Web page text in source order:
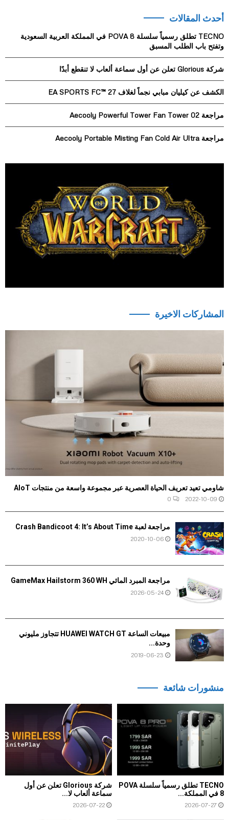
c
f
o
:
C
H
أحدث المقالات
TECNO تطلق رسمياً سلسلة POVA 8 في المملكة العربية السعودية
وتفتح باب الطلب المسبق
شركة Glorious تعلن عن أول سماعة ألعاب لا تنقطع أبدًا
الكشف عن كيليان مبابي نجماً لغلاف EA SPORTS FC™ 27
مراجعة Aecooly Powerful Tower Fan Tower 02
مراجعة Aecooly Portable Misting Fan Cold Air Ultra
المشاركات الاخيرة
شاومي تعيد تعريف الحياة العصرية عبر مجموعة واسعة من منتجات AIoT
2022-10-09
0
مراجعة لعبة Crash Bandicoot 4: It’s About Time
2020-10-06
مراجعة المبرد المائي GameMax Hailstorm 360 WH
2026-05-24
مبيعات الساعة HUAWEI WATCH GT تتجاوز مليوني
وحدة...
2019-06-23
منشورات شائعة
TECNO تطلق رسمياً سلسلة POVA
8 في المملكة...
2026-07-27
شركة Glorious تعلن عن أول
سماعة ألعاب لا...
2026-07-22